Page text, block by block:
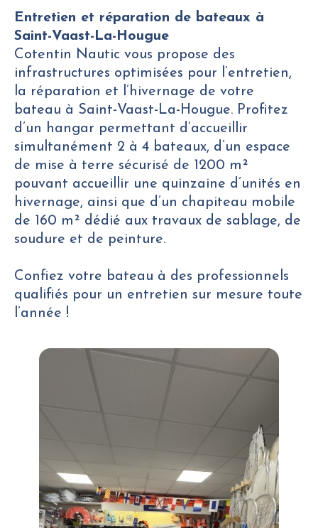
Entretien et réparation de bateaux à
Saint-Vaast-La-Hougue
Cotentin Nautic vous propose des
infrastructures optimisées pour l’entretien,
la réparation et l’hivernage de votre
bateau à Saint-Vaast-La-Hougue. Profitez
d’un hangar permettant d’accueillir
simultanément 2 à 4 bateaux, d’un espace
de mise à terre sécurisé de 1200 m²
pouvant accueillir une quinzaine d’unités en
hivernage, ainsi que d’un chapiteau mobile
de 160 m² dédié aux travaux de sablage, de
soudure et de peinture.
Confiez votre bateau à des professionnels
qualifiés pour un entretien sur mesure toute
l’année !